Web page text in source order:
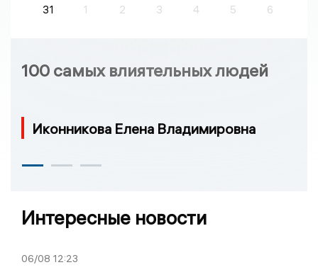
31
1 2 3 4 5 6
100 самых влиятельных людей
Иконникова Елена Владимировна
Интересные новости
06/08 12:23